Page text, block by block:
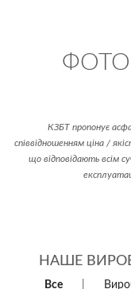
КЗБТ пропонує
співвідношенням ціна /
що відповідають всім
НАШЕ
Все